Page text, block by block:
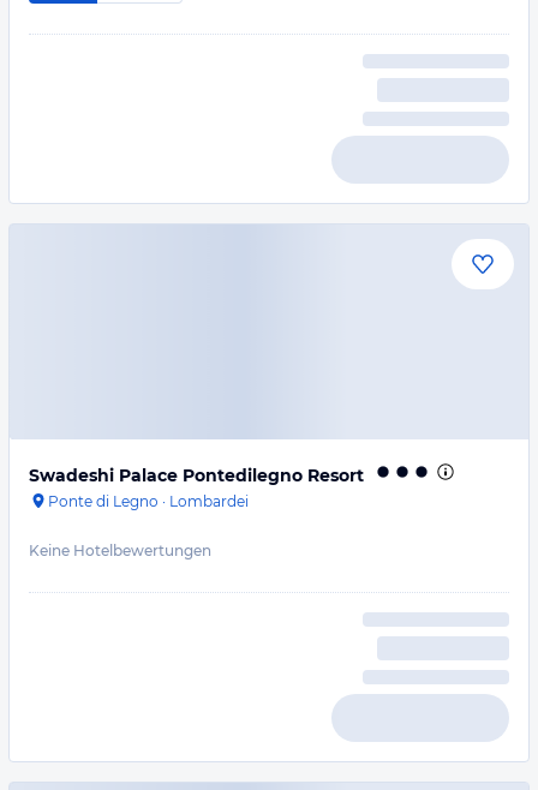
Swadeshi Palace Pontedilegno Resort
Ponte di Legno · Lombardei
Keine Hotelbewertungen